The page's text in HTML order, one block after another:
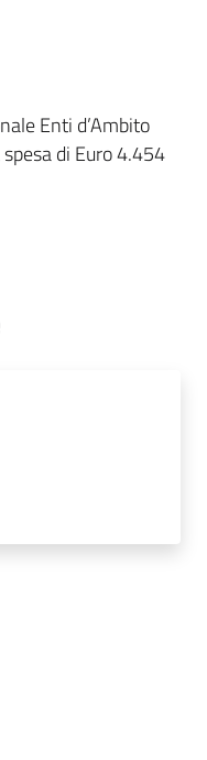
Enti d’Ambito
di Euro 4.454